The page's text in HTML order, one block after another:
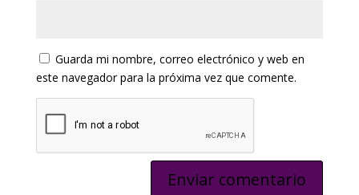
Guarda mi nombre, correo electrónico y web en
este navegador para la próxima vez que comente.